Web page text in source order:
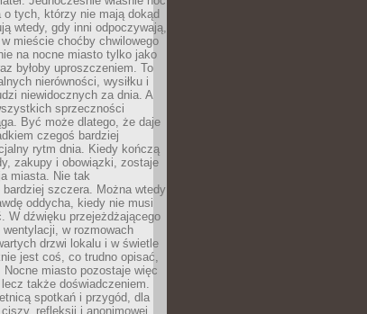
o tych, którzy nie mają dokąd
wtedy, gdy inni odpoczywają,
mieście choćby chwilowego
na nocne miasto tylko jako
byłoby uproszczeniem. To
nierówności, wysiłku i
niewidocznych za dnia. A
sprzeczności
Być może dlatego, że daje
czegoś bardziej
rytm dnia. Kiedy kończą
zakupy i obowiązki, zostaje
miasta. Nie tak
bardziej szczera. Można wtedy
oddycha, kiedy nie musi
W dźwięku przejeżdżającego
w rozmowach
drzwi lokalu i w świetle
jest coś, co trudno opisać,
Nocne miasto pozostaje więc
także doświadczeniem.
spotkań i przygód, dla
refleksji i anonimowej